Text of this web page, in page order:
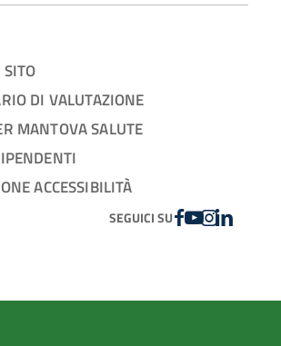
DI VALUTAZIONE
MANTOVA SALUTE
ACCESSIBILITÀ
SEGUICI SUFACEBOOK
YOUTUBE
INSTAGRAM
LINKEDIN